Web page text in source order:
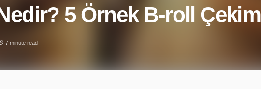
5 Örnek B-roll Çekim
7 minute read